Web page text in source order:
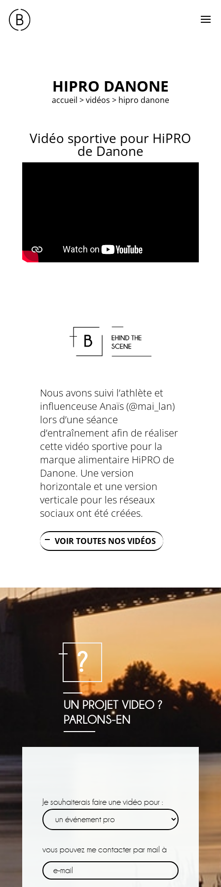
HIPRO DANONE
accueil >vidéos > hipro danone
Vidéo sportive pour HiPRO
de Danone
Nous avons suivi l’athlète et
influenceuse Anaïs (@mai_lan)
lors d’une séance
d’entraînement afin de réaliser
cette vidéo sportive pour la
marque alimentaire HiPRO de
Danone. Une version
horizontale et une version
verticale pour les réseaux
sociaux ont été créées.
VOIR TOUTES NOS VIDÉOS
Je souhaiterais faire une vidéo pour :
vous pouvez me contacter par mail à